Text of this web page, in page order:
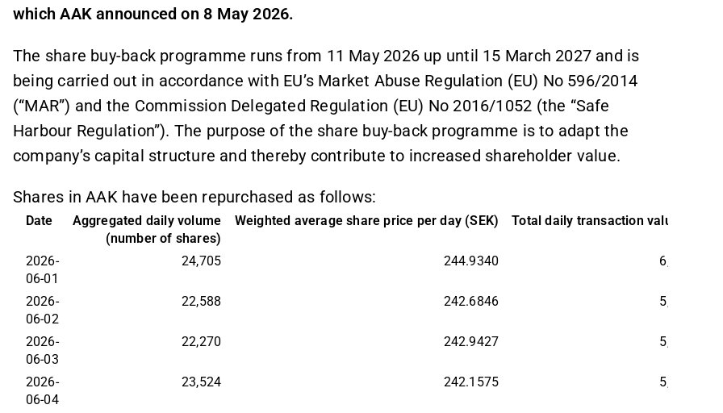
which AAK announced on 8 May 2026.
The share buy-back programme runs from 11 May 2026 up until 15 March 2027 and is
being carried out in accordance with EU’s Market Abuse Regulation (EU) No 596/2014
(“MAR”) and the Commission Delegated Regulation (EU) No 2016/1052 (the “Safe
Harbour Regulation”). The purpose of the share buy-back programme is to adapt the
company’s capital structure and thereby contribute to increased shareholder value.
Shares in AAK have been repurchased as follows:
Date
Aggregated daily volume
(number of shares)
Weighted average share price per day (SEK) Total daily transaction value (SEK)
2026-
06-01
24,705 244.9340 6,051,094
2026-
06-02
22,588 242.6846 5,481,760
2026-
06-03
22,270 242.9427 5,410,334
2026-
06-04
23,524 242.1575 5,696,513